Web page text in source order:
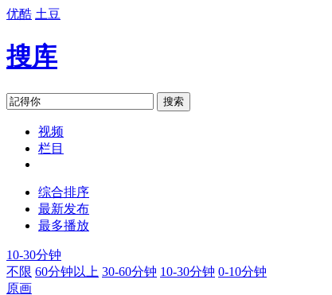
优酷 土豆
搜库
搜索
视频
栏目
综合排序
最新发布
最多播放
10-30分钟
不限 60分钟以上 30-60分钟 10-30分钟 0-10分钟
原画